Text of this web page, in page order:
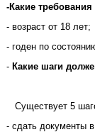
-Какие
- возраст от 18 лет;
- годен по
- Какие шаги
Существует 5
- сдать документы